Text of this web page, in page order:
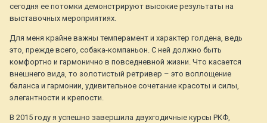
сегодня ее потомки демонстрируют высокие результаты на
выставочных мероприятиях.
Для меня крайне важны темперамент и характер голдена, ведь
это, прежде всего, собака-компаньон. С ней должно быть
комфортно и гармонично в повседневной жизни. Что касается
внешнего вида, то золотистый ретривер – это воплощение
баланса и гармонии, удивительное сочетание красоты и силы,
элегантности и крепости.
В 2015 году я успешно завершила двухгодичные курсы РКФ,